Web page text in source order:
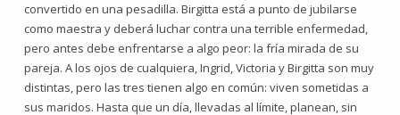
convertido en una pesadilla. Birgitta está a punto de jubilarse
como maestra y deberá luchar contra una terrible enfermedad,
pero antes debe enfrentarse a algo peor: la fría mirada de su
pareja. A los ojos de cualquiera, Ingrid, Victoria y Birgitta son muy
distintas, pero las tres tienen algo en común: viven sometidas a
sus maridos. Hasta que un día, llevadas al límite, planean, sin